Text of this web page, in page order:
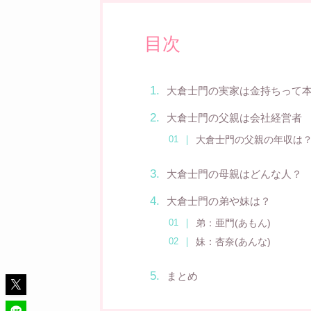
目次
大倉士門の実家は金持ちって
大倉士門の父親は会社経営者
大倉士門の父親の年収は？
大倉士門の母親はどんな人？
大倉士門の弟や妹は？
弟：亜門(あもん)
妹：杏奈(あんな)
まとめ